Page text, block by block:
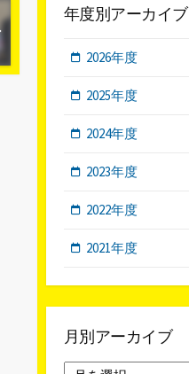
年度別アーカイブ
2026年度
2025年度
2024年度
2023年度
2022年度
2021年度
月別アーカイブ